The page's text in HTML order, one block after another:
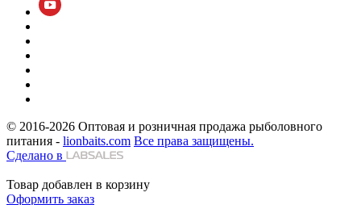
© 2016-2026 Оптовая и розничная продажа рыболовного
питания - lionbaits.com Все права защищены.
Сделано в
Товар добавлен в корзину
Оформить заказ